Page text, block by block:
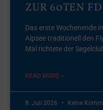
ZUR 60TEN
Das erste Wochenende
Alpsee traditionell den
Mal richtete der
READ MORE »
8. Juli 2026 Keine